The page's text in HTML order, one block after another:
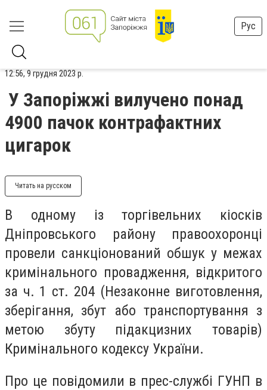
Рус
12:56, 9 грудня 2023 р.
У Запоріжжі вилучено понад
4900 пачок контрафактних
цигарок
Читать на русском
В одному із торгівельних кіосків
Дніпровського району правоохоронці
провели санкціонований обшук у межах
кримінального провадження, відкритого
за ч. 1 ст. 204 (Незаконне виготовлення,
зберігання, збут або транспортування з
метою збуту підакцизних товарів)
Кримінального кодексу України.
Про це повідомили в прес-службі ГУНП в